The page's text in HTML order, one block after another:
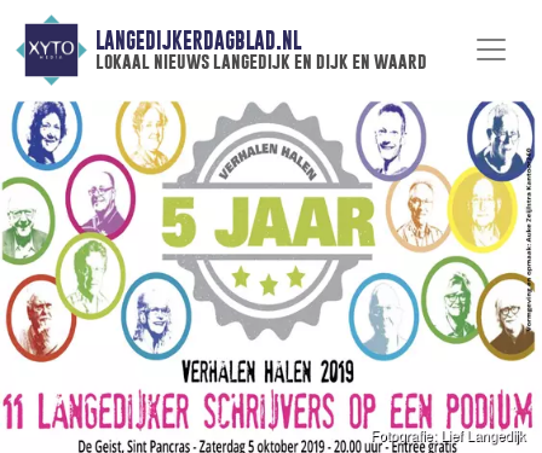
LANGEDIJKERDAGBLAD.NL
lokaal nieuws langedijk en dijk en waard